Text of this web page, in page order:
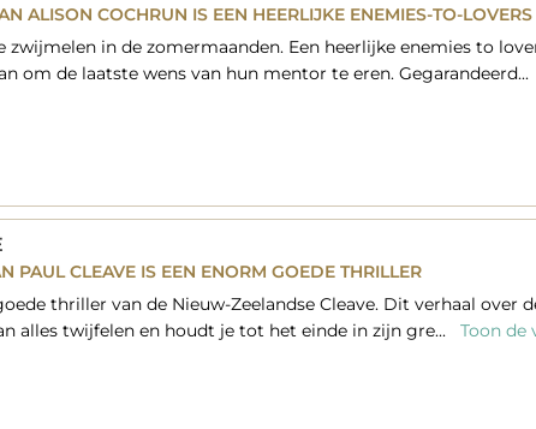
ALISON COCHRUN IS EEN HEERLIJKE ENEMIES-TO-
zwijmelen in de zomermaanden. Een heerlijke enemies to
om de laatste wens van hun mentor te eren. Gegarandeerd...
PAUL CLEAVE IS EEN ENORM GOEDE THRILLER
thriller van de Nieuw-Zeelandse Cleave. Dit verhaal over
alles twijfelen en houdt je tot het einde in zijn gre...
Toon de